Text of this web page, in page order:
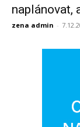
naplánovat,
zena admin -